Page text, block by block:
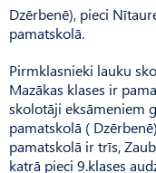
Dzērbenē), pieci
pamatskolā.
Pirmklasnieki lauku
Mazākas klases ir
skolotāji eksāmeniem
pamatskolā (
pamatskolā ir trīs,
katrā pieci 9.klases